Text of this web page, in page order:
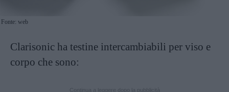
Fonte: web
Clarisonic ha testine intercambiabili per viso e
corpo che sono: